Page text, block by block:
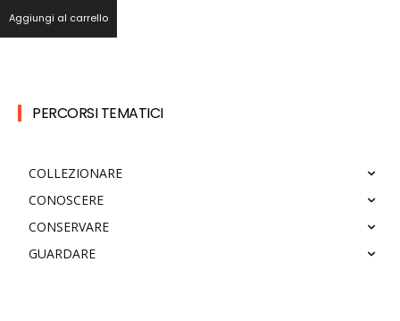
Aggiungi al carrello
PERCORSI TEMATICI
COLLEZIONARE
CONOSCERE
CONSERVARE
GUARDARE